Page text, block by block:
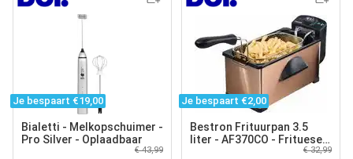
Je bespaart €19,00
Bialetti - Melkopschuimer -
Pro Silver - Oplaadbaar
€ 43,99
Je bespaart €2,00
Bestron Frituurpan 3.5
liter - AF370CO - Frituese
€ 32,99